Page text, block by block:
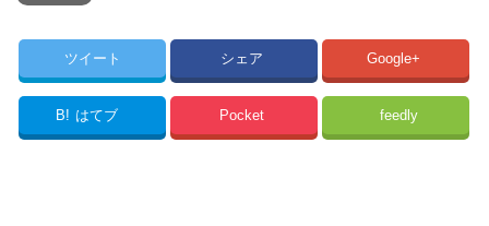
ツイート シェア Google+
B! はてブ Pocket feedly